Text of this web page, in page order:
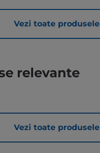
Vezi toate produsele
relevante
Vezi toate produsele